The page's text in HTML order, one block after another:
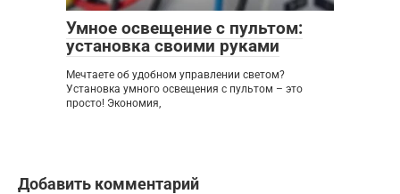
Умное освещение с пультом:
установка своими руками
Мечтаете об удобном управлении светом?
Установка умного освещения с пультом – это
просто! Экономия,
Добавить комментарий